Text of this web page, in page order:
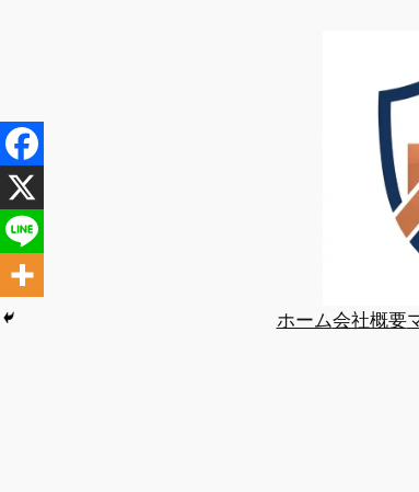
キ
ッ
プ
ホーム会社概要